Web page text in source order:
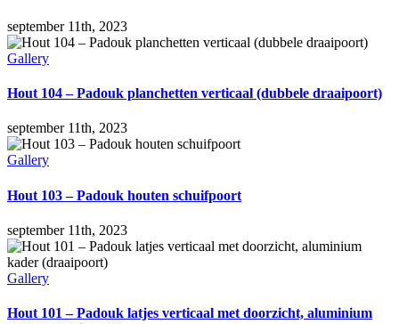
september 11th, 2023
Gallery
Hout 104 – Padouk planchetten verticaal (dubbele draaipoort)
september 11th, 2023
Gallery
Hout 103 – Padouk houten schuifpoort
september 11th, 2023
Gallery
Hout 101 – Padouk latjes verticaal met doorzicht, aluminium